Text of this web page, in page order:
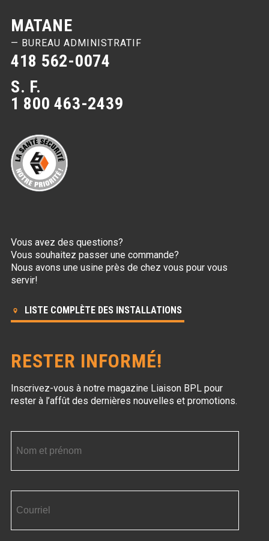
MATANE
— BUREAU ADMINISTRATIF
418 562-0074
S. F.
1 800 463-2439
Vous avez des questions?
Vous souhaitez passer une commande?
Nous avons une usine près de chez vous pour vous
servir!
LISTE COMPLÈTE DES INSTALLATIONS
RESTER INFORMÉ!
Inscrivez-vous à notre magazine Liaison BPLpour
rester à l’affût des dernières nouvelles et promotions.